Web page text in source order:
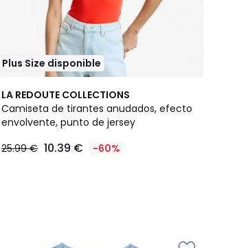
Plus Size disponible
LA REDOUTE COLLECTIONS
Camiseta de tirantes anudados, efecto
envolvente, punto de jersey
25.99 € 10.39 € -60%